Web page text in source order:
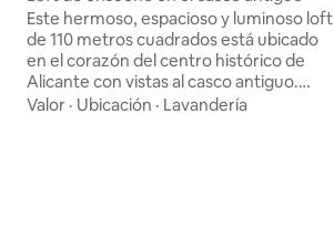
Este hermoso, espacioso y luminoso loft
de 110 metros cuadrados está ubicado
en el corazón del centro histórico de
Alicante con vistas al casco antiguo.
Renovamos y diseñamos este lugar
Valor · Ubicación · Lavandería